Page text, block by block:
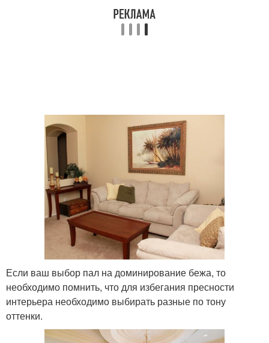
Если ваш выбор пал на доминирование бежа, то
необходимо помнить, что для избегания пресности
интерьера необходимо выбирать разные по тону
оттенки.